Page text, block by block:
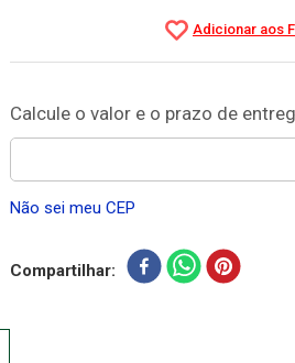
Não sei meu CEP
Compartilhar